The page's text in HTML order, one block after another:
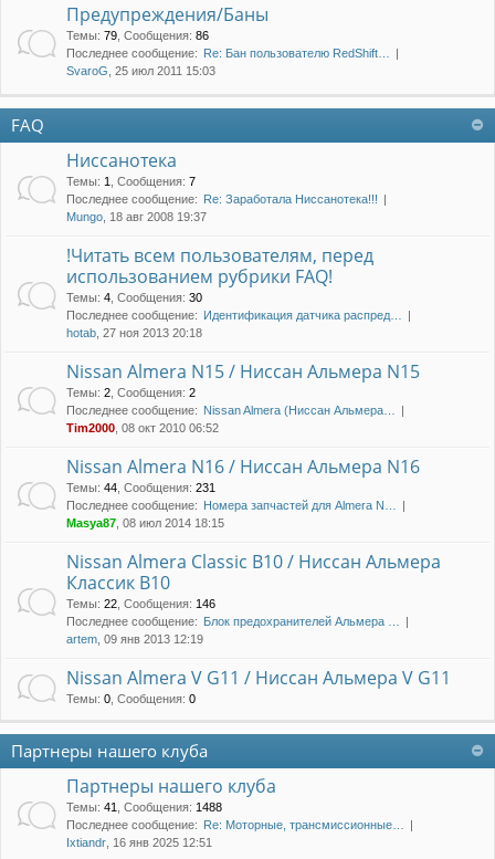
Предупреждения/Баны
Темы: 79 Сообщения: 86
Последнее сообщение: Re: Бан пользователю RedShift…
SvaroG , 25 июл 2011 15:03
FAQ
Ниссанотека
Темы: 1 Сообщения: 7
Последнее сообщение: Re: Заработала Ниссанотека!!!
Mungo , 18 авг 2008 19:37
!Читать всем пользователям, перед
использованием рубрики FAQ!
Темы: 4 Сообщения: 30
Последнее сообщение: Идентификация датчика распред…
hotab , 27 ноя 2013 20:18
Nissan Almera N15 / Ниссан Альмера N15
Темы: 2 Сообщения: 2
Последнее сообщение: Nissan Almera (Ниссан Альмера…
Tim2000 , 08 окт 2010 06:52
Nissan Almera N16 / Ниссан Альмера N16
Темы: 44 Сообщения: 231
Последнее сообщение: Номера запчастей для Almera N…
Masya87 , 08 июл 2014 18:15
Nissan Almera Classic B10 / Ниссан Альмера
Классик B10
Темы: 22 Сообщения: 146
Последнее сообщение: Блок предохранителей Альмера …
artem , 09 янв 2013 12:19
Nissan Almera V G11 / Ниссан Альмера V G11
Темы: 0 Сообщения: 0
Партнеры нашего клуба
Партнеры нашего клуба
Темы: 41 Сообщения: 1488
Последнее сообщение: Re: Моторные, трансмиссионные…
Ixtiandr , 16 янв 2025 12:51